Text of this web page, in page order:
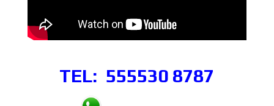
TEL: 555530 8787